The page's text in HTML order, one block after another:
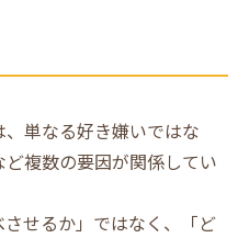
単なる好き嫌いではな
複数の要因が関係してい
せるか」ではなく、「ど